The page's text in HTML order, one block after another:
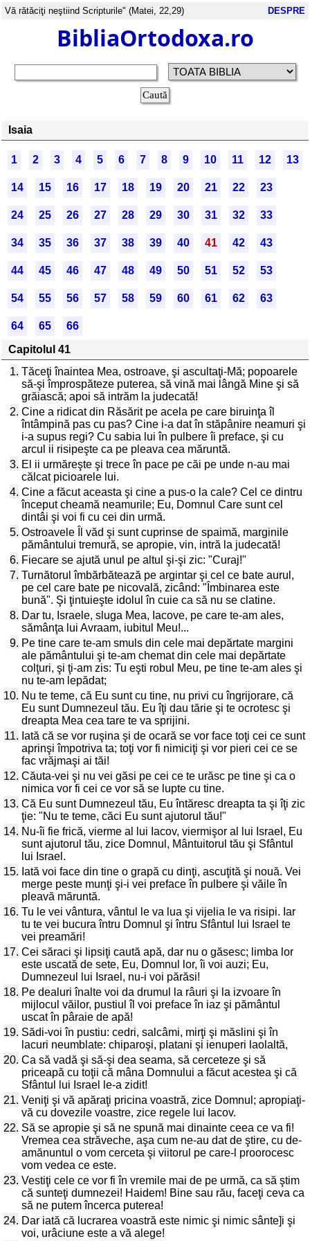
Vă rătăciţi neştiind Scripturile" (Matei, 22,29) DESPRE
BibliaOrtodoxa.ro
Isaia
1 2 3 4 5 6 7 8 9 10 11 12 13
14 15 16 17 18 19 20 21 22 23
24 25 26 27 28 29 30 31 32 33
34 35 36 37 38 39 40 41 42 43
44 45 46 47 48 49 50 51 52 53
54 55 56 57 58 59 60 61 62 63
64 65
66
Capitolul 41
1. Tăceţi înaintea Mea, ostroave, şi ascultaţi-Mă; popoarele
să-şi împrospăteze puterea, să vină mai lângă Mine şi să
grăiască; apoi să intrăm la judecată!
2. Cine a ridicat din Răsărit pe acela pe care biruinţa îl
întâmpină pas cu pas? Cine i-a dat în stăpânire neamuri şi
i-a supus regi? Cu sabia lui în pulbere îi preface, şi cu
arcul ii risipeşte ca pe pleava cea măruntă.
3. El ii urmăreşte şi trece în pace pe căi pe unde n-au mai
călcat picioarele lui.
4. Cine a făcut aceasta şi cine a pus-o la cale? Cel ce dintru
început cheamă neamurile; Eu, Domnul Care sunt cel
dintâi şi voi fi cu cei din urmă.
5. Ostroavele Îl văd şi sunt cuprinse de spaimă, marginile
pământului tremură, se apropie, vin, intră la judecată!
6. Fiecare se ajută unul pe altul şi-şi zic: "Curaj!"
7. Turnătorul îmbărbătează pe argintar şi cel ce bate aurul,
pe cel care bate pe nicovală, zicând: "Îmbinarea este
bună". Şi ţintuieşte idolul în cuie ca să nu se clatine.
8. Dar tu, Israele, sluga Mea, Iacove, pe care te-am ales,
sămânţa lui Avraam, iubitul Meu!...
9. Pe tine care te-am smuls din cele mai depărtate margini
ale pământului şi te-am chemat din cele mai depărtate
colţuri, şi ţi-am zis: Tu eşti robul Meu, pe tine te-am ales şi
nu te-am lepădat;
10. Nu te teme, că Eu sunt cu tine, nu privi cu îngrijorare, că
Eu sunt Dumnezeul tău. Eu îţi dau tărie şi te ocrotesc şi
dreapta Mea cea tare te va sprijini.
11. Iată că se vor ruşina şi de ocară se vor face toţi cei ce sunt
aprinşi împotriva ta; toţi vor fi nimiciţi şi vor pieri cei ce se
fac vrăjmaşi ai tăi!
12. Căuta-vei şi nu vei găsi pe cei ce te urăsc pe tine şi ca o
nimica vor fi cei ce vor să se lupte cu tine.
13. Că Eu sunt Dumnezeul tău, Eu întăresc dreapta ta şi îţi zic
ţie: "Nu te teme, căci Eu sunt ajutorul tău!"
14. Nu-îi fie frică, vierme al lui Iacov, viermişor al lui Israel, Eu
sunt ajutorul tău, zice Domnul, Mântuitorul tău şi Sfântul
lui Israel.
15. Iată voi face din tine o grapă cu dinţi, ascuţită şi nouă. Vei
merge peste munţi şi-i vei preface în pulbere şi văile în
pleavă măruntă.
16. Tu le vei vântura, vântul le va lua şi vijelia le va risipi. Iar
tu te vei bucura întru Domnul şi întru Sfântul lui Israel te
vei preamări!
17. Cei săraci şi lipsiţi caută apă, dar nu o găsesc; limba lor
este uscată de sete, Eu, Domnul lor, îi voi auzi; Eu,
Dumnezeul lui Israel, nu-i voi părăsi!
18. Pe dealuri înalte voi da drumul la râuri şi la izvoare în
mijlocul văilor, pustiul îl voi preface în iaz şi pământul
uscat în pâraie de apă!
19. Sădi-voi în pustiu: cedri, salcâmi, mirţi şi măslini şi în
lacuri neumblate: chiparoşi, platani şi ienuperi laolaltă,
20. Ca să vadă şi să-şi dea seama, să cerceteze şi să
priceapă cu toţii că mâna Domnului a făcut acestea şi că
Sfântul lui Israel le-a zidit!
21. Veniţi şi vă apăraţi pricina voastră, zice Domnul; apropiaţi-
vă cu dovezile voastre, zice regele lui Iacov.
22. Să se apropie şi să ne spună mai dinainte ceea ce va fi!
Vremea cea străveche, aşa cum ne-au dat de ştire, cu de-
amănuntul o vom cerceta şi viitorul pe care-l proorocesc
vom vedea ce este.
23. Vestiţi cele ce vor fi în vremile mai de pe urmă, ca să ştim
că sunteţi dumnezei! Haidem! Bine sau rău, faceţi ceva ca
să ne putem încerca puterea!
24. Dar iată că lucrarea voastră este nimic şi nimic sânte]i şi
voi, urâciune este a vă alege!